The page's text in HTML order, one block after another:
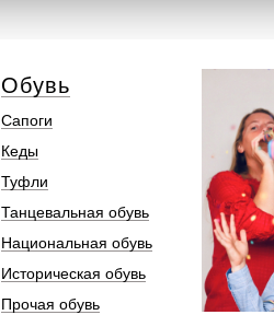
Обувь
Сапоги
Кеды
Туфли
Танцевальная обувь
Национальная обувь
Историческая обувь
Прочая обувь